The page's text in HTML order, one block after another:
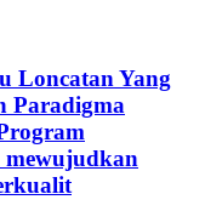
Loncatan Yang
Paradigma
mewujudkan